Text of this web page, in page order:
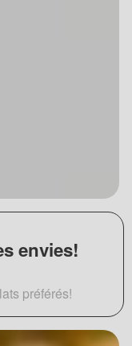
envies!
préférés!